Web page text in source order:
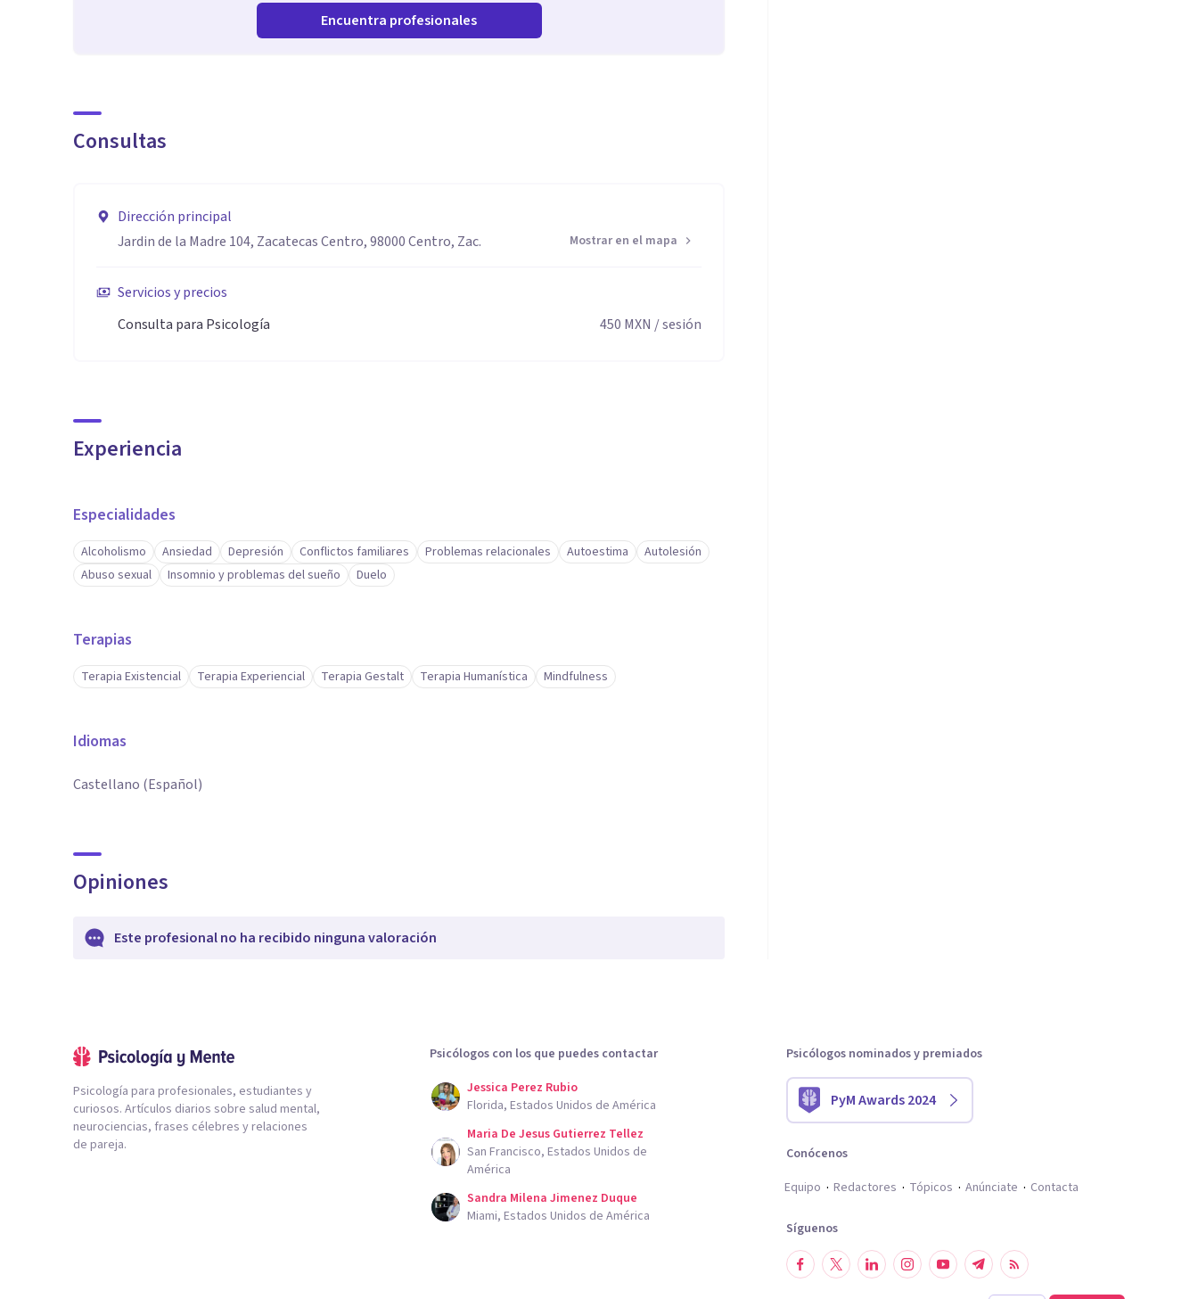
Encuentra profesionales
Consultas
Dirección principal
Jardin de la Madre 104, Zacatecas Centro, 98000 Centro, Zac.
Mostrar en el mapa
Servicios y precios
Consulta para Psicología
450 MXN / sesión
Experiencia
Especialidades
Alcoholismo Ansiedad Depresión Conflictos familiares Problemas relacionales Autoestima
Autolesión
Abuso sexual
Insomnio y problemas del sueño Duelo
Terapias
Terapia Existencial Terapia Experiencial Terapia Gestalt Terapia Humanística Mindfulness
Idiomas
Castellano (Español)
Opiniones
Este profesional no ha recibido ninguna valoración
Psicología para profesionales, estudiantes y
curiosos. Artículos diarios sobre salud mental,
neurociencias, frases célebres y relaciones
de pareja.
Psicólogos con los que puedes contactar
Jessica Perez Rubio
Florida, Estados Unidos de América
Maria De Jesus Gutierrez Tellez
San Francisco, Estados Unidos de
América
Sandra Milena Jimenez Duque
Miami, Estados Unidos de América
Psicólogos nominados y premiados
PyM Awards 2024
Conócenos
Equipo
Redactores Tópicos Anúnciate Contacta
Síguenos